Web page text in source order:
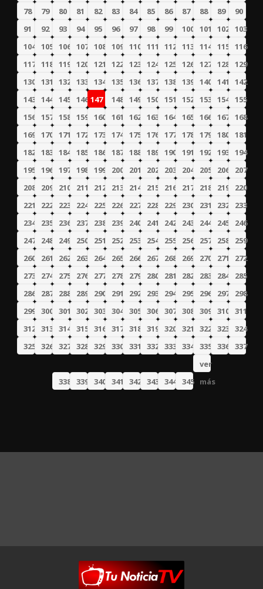
78
79 80 81 82 83 84 85 86 87 88 89
90
91
92 93 94 95 96 97 98 99 100 101 102
103
104
105 106 107 108 109 110 111 112 113 114 115
116
117
118 119 120 121 122 123 124 125 126 127 128
129
130
131 132 133 134 135 136 137 138 139 140 141
142
143
144 145 146 147 148 149 150 151 152 153 154
155
156
157 158 159 160 161 162 163 164 165 166 167
168
169
170 171 172 173 174 175 176 177 178 179 180
181
182
183 184 185 186 187 188 189 190 191 192 193
194
195
196 197 198 199 200 201 202 203 204 205 206
207
208
209 210 211 212 213 214 215 216 217 218 219
220
221
222 223 224 225 226 227 228 229 230 231 232
233
234
235 236 237 238 239 240 241 242 243 244 245
246
247
248 249 250 251 252 253 254 255 256 257 258
259
260
261 262 263 264 265 266 267 268 269 270 271
272
273
274 275 276 277 278 279 280 281 282 283 284
285
286
287 288 289 290 291 292 293 294 295 296 297
298
299
300 301 302 303 304 305 306 307 308 309 310
311
312
313 314 315 316 317 318 319 320 321 322 323
324
325
326 327 328 329 330 331 332 333 334 335 336 337
338 339 340 341 342 343 344 345
ver
más